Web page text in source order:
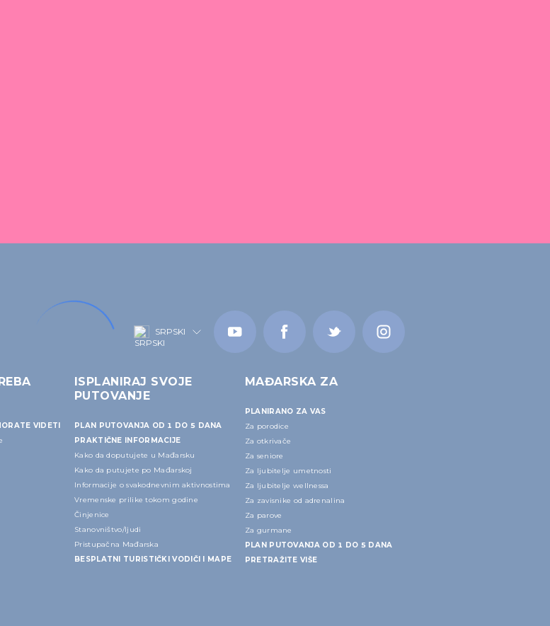
SRPSKI
VIDETI
ISPLANIRAJ SVOJE
PUTOVANJE
PLAN PUTOVANJA OD 1 DO 5 DANA
PRAKTIČNE INFORMACIJE
Kako da doputujete u Mađarsku
Kako da putujete po Mađarskoj
Informacije o svakodnevnim aktivnostima
Vremenske prilike tokom godine
Činjenice
Stanovništvo/ljudi
Pristupačna Mađarska
BESPLATNI TURISTIČKI VODIČI I MAPE
MAĐARSKA ZA
PLANIRANO ZA VAS
Za porodice
Za otkrivače
Za seniore
Za ljubitelje umetnosti
Za ljubitelje wellnessa
Za zavisnike od adrenalina
Za parove
Za gurmane
PLAN PUTOVANJA OD 1 DO 5 DANA
PRETRAŽITE VIŠE